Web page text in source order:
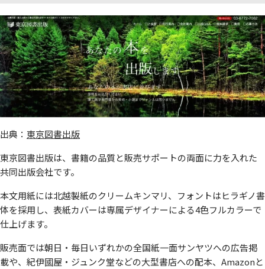
出典： 東京図書出版
東京図書出版は、書籍の品質と販売サポートの両面に力を入れた
共同出版会社です。
本文用紙には北越製紙のクリームキンマリ、フォントはヒラギノ書
体を採用し、表紙カバーは専属デザイナーによる4色フルカラーで
仕上げます。
販売面では朝日・毎日いずれかの全国紙一面サンヤツへの広告掲
載や、紀伊國屋・ジュンク堂などの大型書店への配本、Amazonと